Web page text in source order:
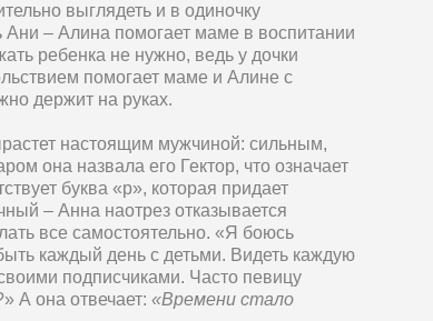
выглядеть и в одиночку
Ани – Алина помогает маме в воспитании
ребенка не нужно, ведь у дочки
помогает маме и Алине с
держит на руках.
настоящим мужчиной: сильным,
она назвала его Гектор, что означает
буква «р», которая придает
– Анна наотрез отказывается
все самостоятельно. «Я боюсь
каждый день с детьми. Видеть каждую
подписчиками. Часто певицу
А она отвечает: «Времени стало